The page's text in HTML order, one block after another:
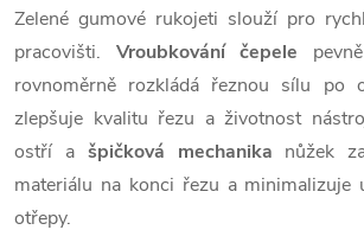
Zelené gumové rukojeti slouží pro
pracovišti. Vroubkování čepele
rovnoměrně rozkládá řeznou sílu po
zlepšuje kvalitu řezu a životnost
ostří a špičková mechanika nůžek
materiálu na konci řezu a minimalizuje
otřepy.